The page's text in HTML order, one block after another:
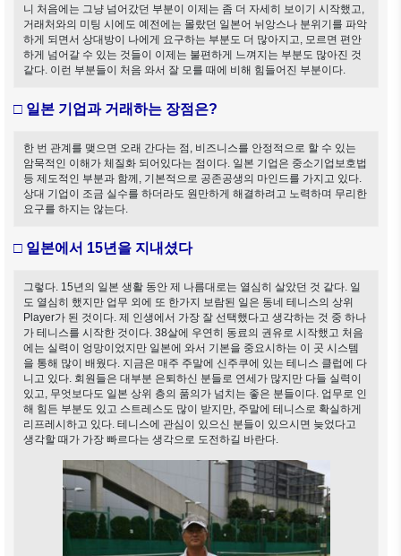
니 처음에는 그냥 넘어갔던 부분이 이제는 좀 더 자세히 보이기 시작했고,
거래처와의 미팅 시에도 예전에는 몰랐던 일본어 뉘앙스나 분위기를 파악
하게 되면서 상대방이 나에게 요구하는 부분도 더 많아지고, 모르면 편안
하게 넘어갈 수 있는 것들이 이제는 불편하게 느껴지는 부분도 많아진 것
같다. 이런 부분들이 처음 와서 잘 모를 때에 비해 힘들어진 부분이다.
□ 일본 기업과 거래하는 장점은?
한 번 관계를 맺으면 오래 간다는 점, 비즈니스를 안정적으로 할 수 있는
암묵적인 이해가 체질화 되어있다는 점이다. 일본 기업은 중소기업보호법
등 제도적인 부분과 함께, 기본적으로 공존공생의 마인드를 가지고 있다.
상대 기업이 조금 실수를 하더라도 원만하게 해결하려고 노력하며 무리한
요구를 하지는 않는다.
□ 일본에서 15년을 지내셨다
그렇다. 15년의 일본 생활 동안 제 나름대로는 열심히 살았던 것 같다. 일
도 열심히 했지만 업무 외에 또 한가지 보람된 일은 동네 테니스의 상위
Player가 된 것이다. 제 인생에서 가장 잘 선택했다고 생각하는 것 중 하나
가 테니스를 시작한 것이다. 38살에 우연히 동료의 권유로 시작했고 처음
에는 실력이 엉망이었지만 일본에 와서 기본을 중요시하는 이 곳 시스템
을 통해 많이 배웠다. 지금은 매주 주말에 신주쿠에 있는 테니스 클럽에 다
니고 있다. 회원들은 대부분 은퇴하신 분들로 연세가 많지만 다들 실력이
있고, 무엇보다도 일본 상위 층의 품의가 넘치는 좋은 분들이다. 업무로 인
해 힘든 부분도 있고 스트레스도 많이 받지만, 주말에 테니스로 확실하게
리프레시하고 있다. 테니스에 관심이 있으신 분들이 있으시면 늦었다고
생각할 때가 가장 빠르다는 생각으로 도전하길 바란다.